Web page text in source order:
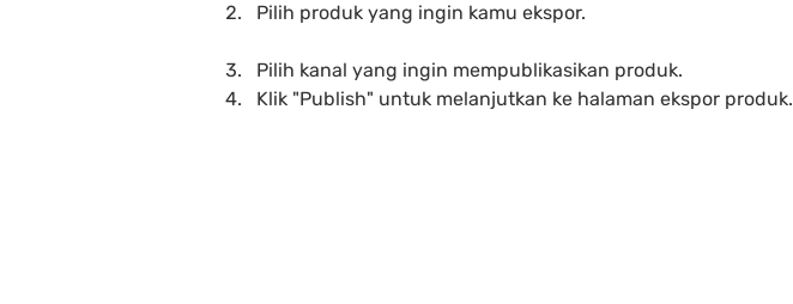
Pilih produk yang ingin kamu ekspor.
Pilih kanal yang ingin mempublikasikan produk.
Klik "Publish" untuk melanjutkan ke halaman ekspor produk.